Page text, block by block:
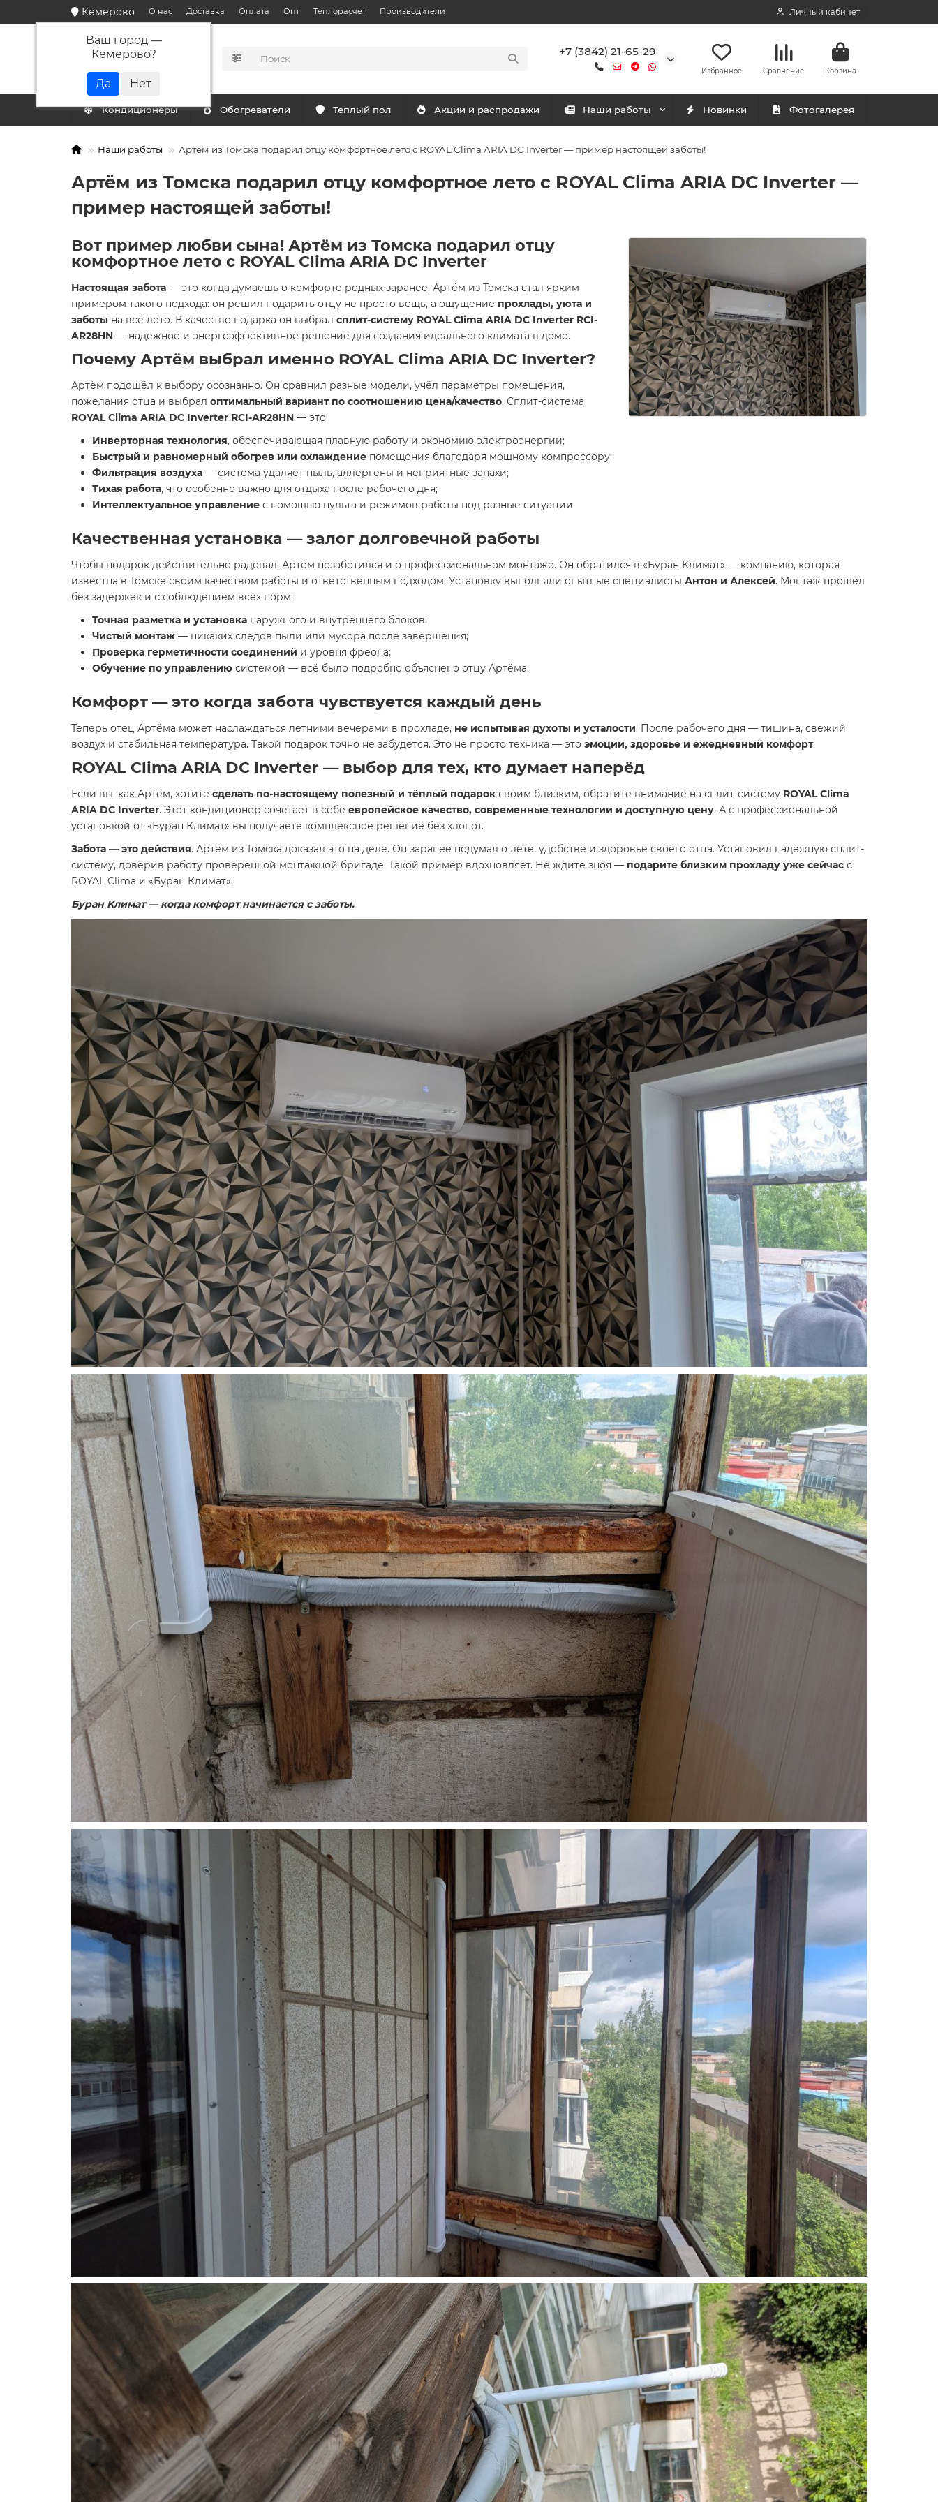
Кемерово
Ваш город —
Кемерово?
О нас Доставка Оплата Опт Теплорасчет Производители Личный кабинет
КАТАЛОГ
+7 (3842) 21-65-29
Избранное Сравнение Корзина
Кондиционеры Обогреватели Теплый пол Акции и распродажи Наши работы Новинки Фотогалерея
Наши работы Артём из Томска подарил отцу комфортное лето с ROYAL Clima ARIA DC Inverter — пример настоящей заботы!
Артём из Томска подарил отцу комфортное лето с ROYAL Clima ARIA DC Inverter —
пример настоящей заботы!
Вот пример любви сына! Артём из Томска подарил отцу
комфортное лето с ROYAL Clima ARIA DC Inverter
Настоящая забота — это когда думаешь о комфорте родных заранее. Артём из Томска стал ярким
примером такого подхода: он решил подарить отцу не просто вещь, а ощущение прохлады, уюта и
заботы на всё лето. В качестве подарка он выбрал сплит-систему ROYAL Clima ARIA DC Inverter RCI-
AR28HN — надёжное и энергоэффективное решение для создания идеального климата в доме.
Почему Артём выбрал именно ROYAL Clima ARIA DC Inverter?
Артём подошёл к выбору осознанно. Он сравнил разные модели, учёл параметры помещения,
пожелания отца и выбрал оптимальный вариант по соотношению цена/качество. Сплит-система
ROYAL Clima ARIA DC Inverter RCI-AR28HN — это:
Инверторная технология, обеспечивающая плавную работу и экономию электроэнергии;
Быстрый и равномерный обогрев или охлаждение помещения благодаря мощному компрессору;
Фильтрация воздуха — система удаляет пыль, аллергены и неприятные запахи;
Тихая работа, что особенно важно для отдыха после рабочего дня;
Интеллектуальное управление с помощью пульта и режимов работы под разные ситуации.
Качественная установка — залог долговечной работы
Чтобы подарок действительно радовал, Артём позаботился и о профессиональном монтаже. Он обратился в «Буран Климат» — компанию, которая
известна в Томске своим качеством работы и ответственным подходом. Установку выполняли опытные специалисты Антон и Алексей. Монтаж прошёл
без задержек и с соблюдением всех норм:
Точная разметка и установка наружного и внутреннего блоков;
Чистый монтаж — никаких следов пыли или мусора после завершения;
Проверка герметичности соединений и уровня фреона;
Обучение по управлению системой — всё было подробно объяснено отцу Артёма.
Комфорт — это когда забота чувствуется каждый день
Теперь отец Артёма может наслаждаться летними вечерами в прохладе, не испытывая духоты и усталости. После рабочего дня — тишина, свежий
воздух и стабильная температура. Такой подарок точно не забудется. Это не просто техника — это эмоции, здоровье и ежедневный комфорт.
ROYAL Clima ARIA DC Inverter — выбор для тех, кто думает наперёд
Если вы, как Артём, хотите сделать по-настоящему полезный и тёплый подарок своим близким, обратите внимание на сплит-систему ROYAL Clima
ARIA DC Inverter. Этот кондиционер сочетает в себе европейское качество, современные технологии и доступную цену. А с профессиональной
установкой от «Буран Климат» вы получаете комплексное решение без хлопот.
Забота — это действия. Артём из Томска доказал это на деле. Он заранее подумал о лете, удобстве и здоровье своего отца. Установил надёжную сплит-
систему, доверив работу проверенной монтажной бригаде. Такой пример вдохновляет. Не ждите зноя — подарите близким прохладу уже сейчас с
ROYAL Clima и «Буран Климат».
Буран Климат — когда комфорт начинается с заботы.